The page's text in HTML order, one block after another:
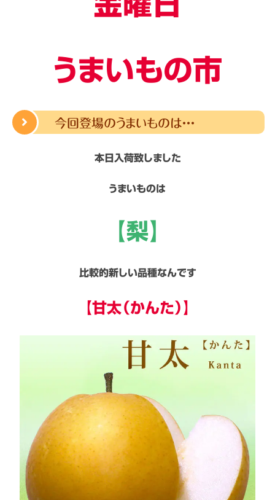
うまいもの市
今回登場のうまいものは・・・
本日入荷致しました
うまいものは
【梨】
比較的新しい品種なんです
【甘太（かんた）】